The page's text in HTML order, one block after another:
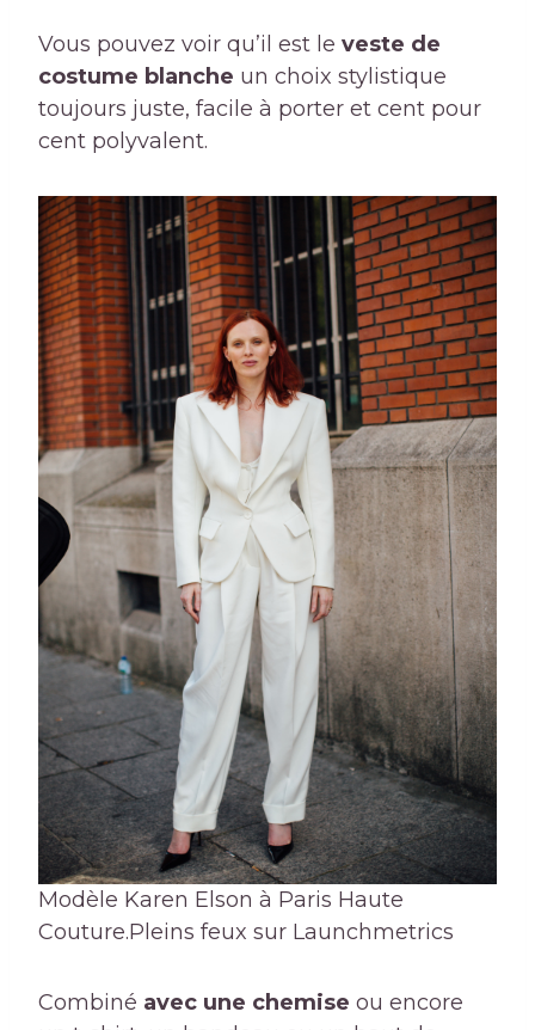
Vous pouvez voir qu’il est le veste de
costume blanche un choix stylistique
toujours juste, facile à porter et cent pour
cent polyvalent.
Modèle Karen Elson à Paris Haute
Couture.Pleins feux sur Launchmetrics
Combiné avec une chemise ou encore